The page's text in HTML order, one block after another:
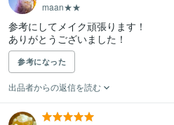
maan★★
参考にしてメイク頑張ります！
ありがとうございました！
参考になった
出品者からの返信を読む